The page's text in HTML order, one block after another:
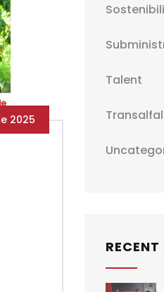
2025
Talent